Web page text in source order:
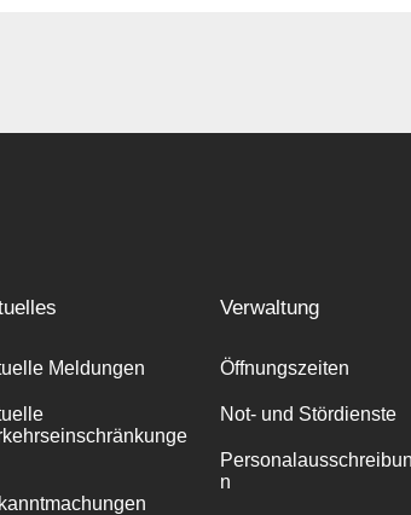
Meldungen
Verwaltung
Öffnungszeiten
Not- und Stördienste
n